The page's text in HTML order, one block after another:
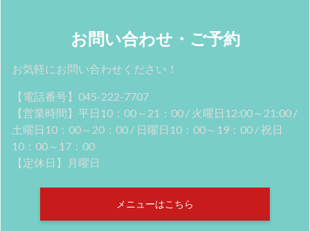
お問い合わせ・ご予約
お気軽にお問い合わせください！
【電話番号】045-222-7707
【営業時間】平日10：00～21：00 / 火曜日12:00～21:00 /
土曜日10：00～20：00 / 日曜日10：00～19：00 / 祝日
10：00～17：00
【定休日】月曜日
メニューはこちら